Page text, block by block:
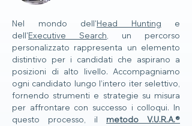
Nel mondo dell'Head Hunting e
dell'Executive Search , un percorso
personalizzato rappresenta un elemento
distintivo per i candidati che aspirano a
posizioni di alto livello. Accompagniamo
ogni candidato lungo l’intero iter selettivo,
fornendo strumenti e strategie su misura
per affrontare con successo i colloqui. In
questo processo, il metodo V.U.R.A.®